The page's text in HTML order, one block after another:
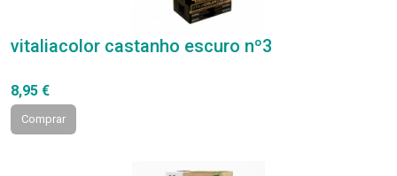
vitaliacolor castanho escuro nº3
8,95 €
Comprar